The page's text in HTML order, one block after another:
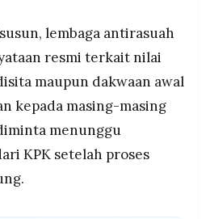
lembaga antirasuah
resmi terkait nilai
maupun dakwaan awal
kepada masing-masing
menunggu
KPK setelah proses